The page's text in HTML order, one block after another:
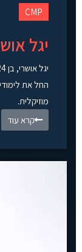
CMP
יגל
החל את
מוזיקלית.
קרא עוד